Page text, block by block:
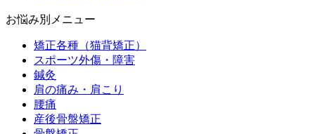
お悩み別メニュー
矯正各種（猫背矯正）
スポーツ外傷・障害
鍼灸
肩の痛み・肩こり
腰痛
産後骨盤矯正